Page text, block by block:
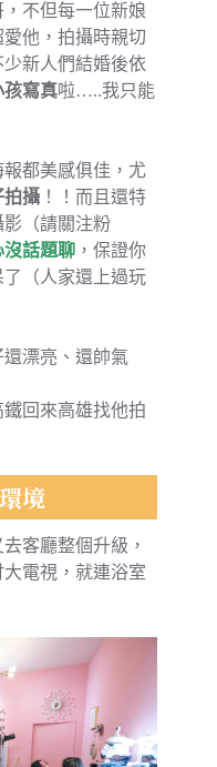
不但每一位新娘
他，拍攝時親切
新人們結婚後依
孩寫真啦…..我只能
都美感俱佳，尤
拍攝 ！！而且還特
（請關注粉
沒話題聊 ，保證你
（人家還上過玩
漂亮、還帥氣
回來高雄找他拍
境
客廳整個升級，
電視，就連浴室